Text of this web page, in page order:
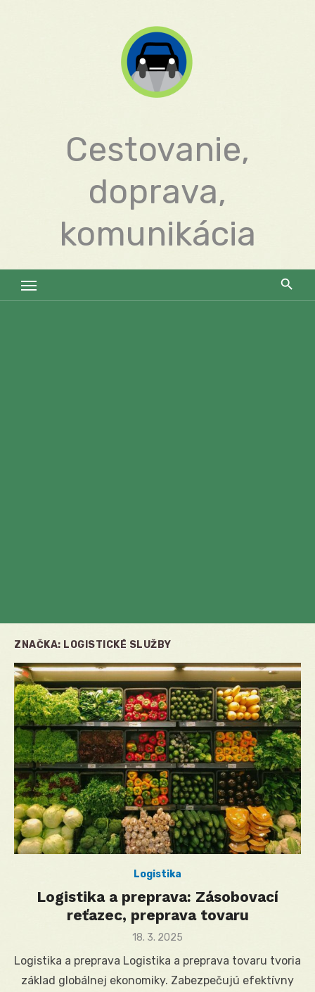
Cestovanie,
doprava,
komunikácia
ZNAČKA: LOGISTICKÉ SLUŽBY
Logistika
Logistika a preprava: Zásobovací
reťazec, preprava tovaru
Posted
18. 3. 2025
Logistika a preprava Logistika a preprava tovaru tvoria
základ globálnej ekonomiky. Zabezpečujú efektívny